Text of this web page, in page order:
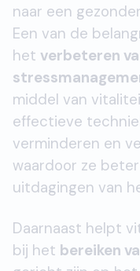
naar een
Een van de
het verbeteren
middel van
effectieve
verminderen en
waardoor ze
uitdagingen van
Daarnaast helpt
bij het bereiken